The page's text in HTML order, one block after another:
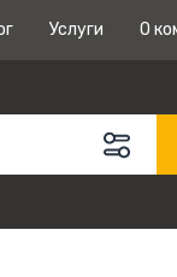
Услуги О